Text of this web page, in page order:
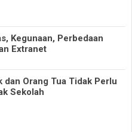
Kegunaan, Perbedaan
Extranet
dan Orang Tua Tidak Perlu
Sekolah